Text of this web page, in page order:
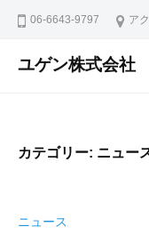
06-6643-9797 ア
ユゲン株式会社
カテゴリー: ニュー
ニュース